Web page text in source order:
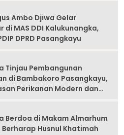
Ambo Djiwa Gelar
di MAS DDI Kalukunangka,
DPRD Pasangkayu
Tinjau Pembangunan
di Bambakoro Pasangkayu,
Perikanan Modern dan
Berdoa di Makam Almarhum
Berharap Husnul Khatimah